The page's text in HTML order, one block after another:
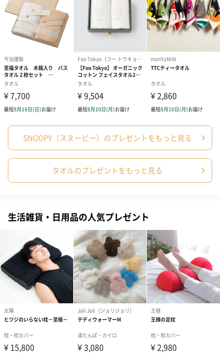
SNOOPY（スヌーピー）のプレゼントをもっと見る
タオルのプレゼントをもっと見る
生活雑貨・日用品の人気プレゼント